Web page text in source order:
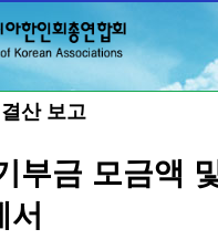
산 보고
부금 모금액
서